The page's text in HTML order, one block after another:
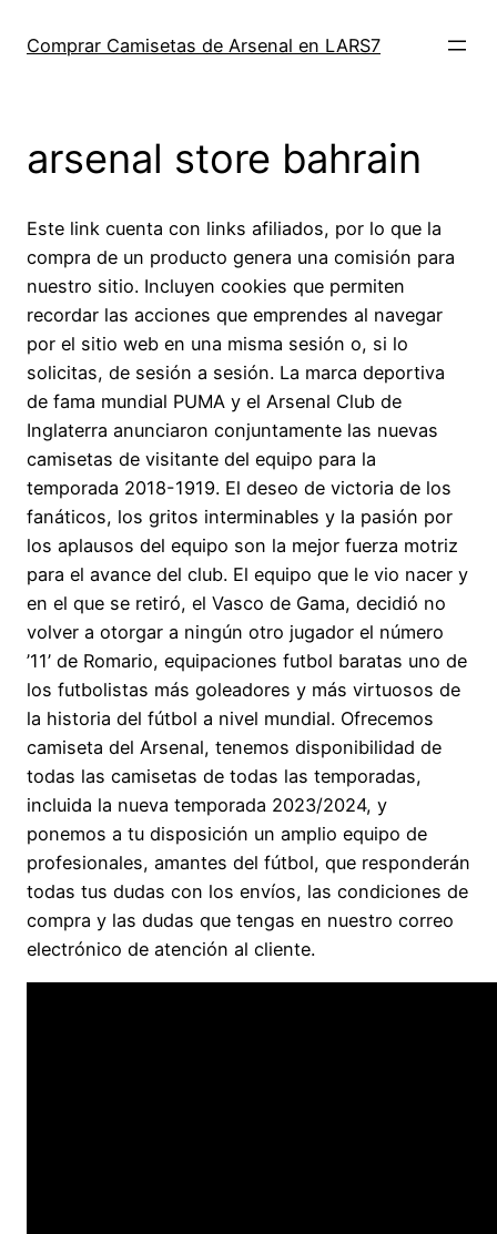
Comprar Camisetas de Arsenal en LARS7
arsenal store bahrain
Este link cuenta con links afiliados, por lo que la
compra de un producto genera una comisión para
nuestro sitio. Incluyen cookies que permiten
recordar las acciones que emprendes al navegar
por el sitio web en una misma sesión o, si lo
solicitas, de sesión a sesión. La marca deportiva
de fama mundial PUMA y el Arsenal Club de
Inglaterra anunciaron conjuntamente las nuevas
camisetas de visitante del equipo para la
temporada 2018-1919. El deseo de victoria de los
fanáticos, los gritos interminables y la pasión por
los aplausos del equipo son la mejor fuerza motriz
para el avance del club. El equipo que le vio nacer y
en el que se retiró, el Vasco de Gama, decidió no
volver a otorgar a ningún otro jugador el número
’11’ de Romario, equipaciones futbol baratas uno de
los futbolistas más goleadores y más virtuosos de
la historia del fútbol a nivel mundial. Ofrecemos
camiseta del Arsenal, tenemos disponibilidad de
todas las camisetas de todas las temporadas,
incluida la nueva temporada 2023/2024, y
ponemos a tu disposición un amplio equipo de
profesionales, amantes del fútbol, que responderán
todas tus dudas con los envíos, las condiciones de
compra y las dudas que tengas en nuestro correo
electrónico de atención al cliente.